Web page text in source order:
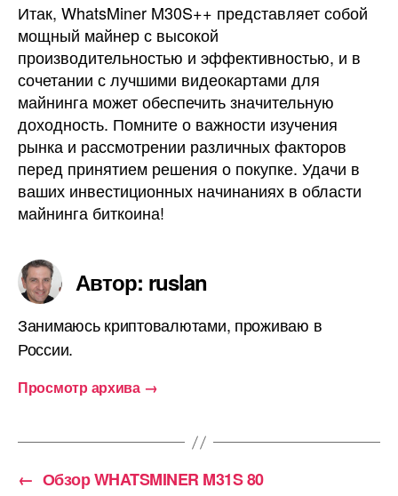
Итак, WhatsMiner M30S++ представляет собой
мощный майнер с высокой
производительностью и эффективностью, и в
сочетании с лучшими видеокартами для
майнинга может обеспечить значительную
доходность. Помните о важности изучения
рынка и рассмотрении различных факторов
перед принятием решения о покупке. Удачи в
ваших инвестиционных начинаниях в области
майнинга биткоина!
Автор: ruslan
Занимаюсь криптовалютами, проживаю в
России.
Просмотр архива →
← Обзор WHATSMINER M31S 80